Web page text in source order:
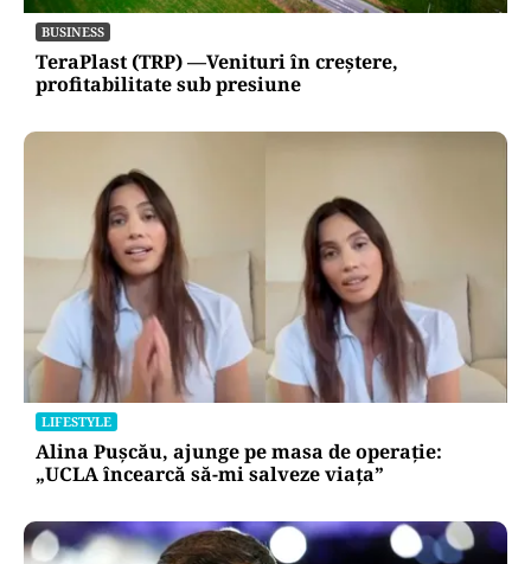
BUSINESS
TeraPlast (TRP) —Venituri în creștere,
profitabilitate sub presiune
LIFESTYLE
Alina Pușcău, ajunge pe masa de operație:
„UCLA încearcă să-mi salveze viața”